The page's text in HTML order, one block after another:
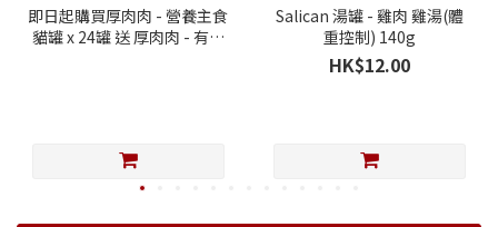
即日起購買厚肉肉 - 營養主食
貓罐 x 24罐 送 厚肉肉 - 有料
Salican 湯罐 - 雞肉 雞湯(體
重控制) 140g
HK$12.00